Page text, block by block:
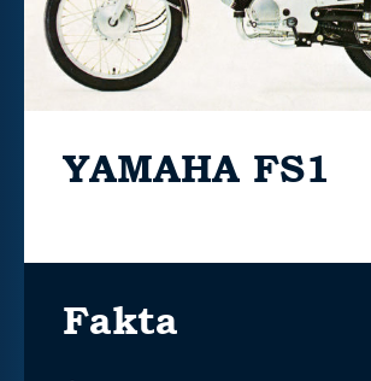
YAMAHA FS1
Fakta